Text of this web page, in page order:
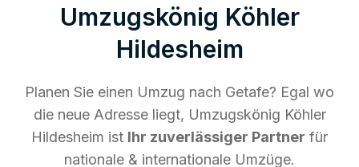
Umzugskönig Köhler
Hildesheim
Planen Sie einen Umzug nach Getafe? Egal wo
die neue Adresse liegt, Umzugskönig Köhler
Hildesheim ist Ihr zuverlässiger Partner für
nationale & internationale Umzüge.